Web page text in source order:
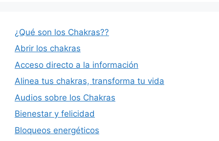
¿Qué son los Chakras??
Abrir los chakras
Acceso directo a la información
Alinea tus chakras, transforma tu vida
Audios sobre los Chakras
Bienestar y felicidad
Bloqueos energéticos